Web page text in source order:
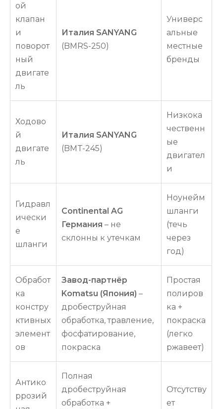
ой
клапан
и
поворот
ный
двигате
ль
Италия SANYANG
(BMRS-250)
Универс
альные
местные
бренды
Ходово
й
двигате
ль
Италия SANYANG
(BMT-245)
Низкока
чественн
ые
двигател
и
Гидравл
ически
е
шланги
Continental AG
Германия – не
склонны к утечкам
Ноунейм
шланги
(течь
через
год)
Обработ
ка
констру
ктивных
элемент
ов
Завод-партнёр
Komatsu (Япония) –
дробеструйная
обработка, травление,
фосфатирование,
покраска
Простая
полиров
ка +
покраска
(легко
ржавеет)
Антико
ррозий
Полная
дробеструйная
обработка +
Отсутству
ет